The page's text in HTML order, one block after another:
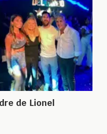
de Lionel